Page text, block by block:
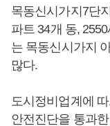
목동신시가지7단
파트 34개 동,
는 목동신시가지
많다.
도시정비업계에
안전진단을 통과